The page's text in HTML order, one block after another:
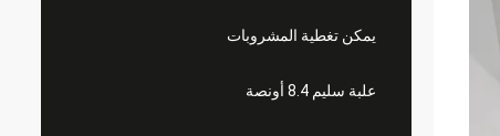
يمكن تغطية المشروبات
علبة سليم 8.4 أونصة